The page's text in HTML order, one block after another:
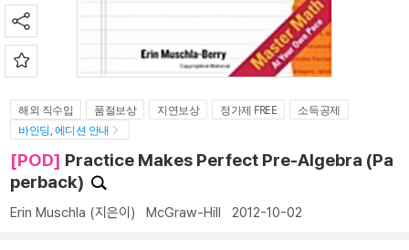
해외 직수입 품절보상 지연보상 정가제 FREE
소득공제
바인딩, 에디션 안내
[POD] Practice Makes Perfect Pre-Algebra (Pa
perback)
Erin Muschla (지은이) McGraw-Hill 2012-10-02